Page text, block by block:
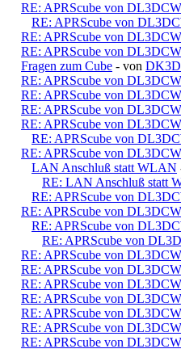
RE: APRScube von DL3DCW
RE: APRScube von
RE: APRScube von DL3DCW
RE: APRScube von DL3DCW
Fragen zum Cube - von
RE: APRScube von DL3DCW
RE: APRScube von DL3DCW
RE: APRScube von DL3DCW
RE: APRScube von DL3DCW
RE: APRScube von
RE: APRScube von DL3DCW
LAN Anschluß statt WLAN
RE: LAN Anschluß statt
RE: APRScube von
RE: APRScube von DL3DCW
RE: APRScube von
RE: APRScube von
RE: APRScube von DL3DCW
RE: APRScube von DL3DCW
RE: APRScube von DL3DCW
RE: APRScube von DL3DCW
RE: APRScube von DL3DCW
RE: APRScube von DL3DCW
RE: APRScube von DL3DCW